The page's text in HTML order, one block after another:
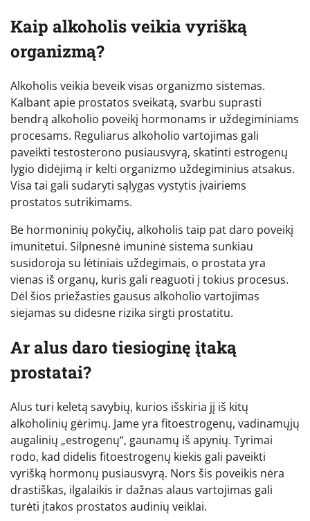
Kaip alkoholis veikia vyrišką
organizmą?
Alkoholis veikia beveik visas organizmo sistemas.
Kalbant apie prostatos sveikatą, svarbu suprasti
bendrą alkoholio poveikį hormonams ir uždegiminiams
procesams. Reguliarus alkoholio vartojimas gali
paveikti testosterono pusiausvyrą, skatinti estrogenų
lygio didėjimą ir kelti organizmo uždegiminius atsakus.
Visa tai gali sudaryti sąlygas vystytis įvairiems
prostatos sutrikimams.
Be hormoninių pokyčių, alkoholis taip pat daro poveikį
imunitetui. Silpnesnė imuninė sistema sunkiau
susidoroja su lėtiniais uždegimais, o prostata yra
vienas iš organų, kuris gali reaguoti į tokius procesus.
Dėl šios priežasties gausus alkoholio vartojimas
siejamas su didesne rizika sirgti prostatitu.
Ar alus daro tiesioginę įtaką
prostatai?
Alus turi keletą savybių, kurios išskiria jį iš kitų
alkoholinių gėrimų. Jame yra fitoestrogenų, vadinamųjų
augalinių „estrogenų“, gaunamų iš apynių. Tyrimai
rodo, kad didelis fitoestrogenų kiekis gali paveikti
vyrišką hormonų pusiausvyrą. Nors šis poveikis nėra
drastiškas, ilgalaikis ir dažnas alaus vartojimas gali
turėti įtakos prostatos audinių veiklai.